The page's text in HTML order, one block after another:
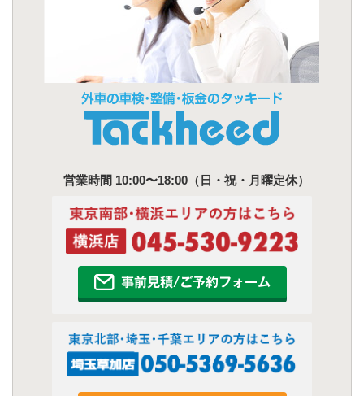
営業時間 10:00〜18:00（日・祝・月曜定休）